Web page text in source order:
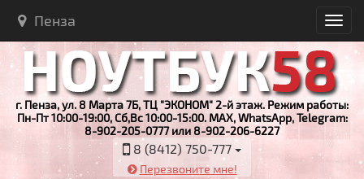
Пенза
г. Пенза, ул. 8 Марта 7Б, ТЦ "ЭКОНОМ" 2-й этаж. Режим работы:
Пн-Пт 10:00-19:00, Сб,Вс 10:00-15:00. MAX, WhatsApp, Telegram:
8-902-205-0777 или 8-902-206-6227
8 (8412) 750-777
Перезвоните мне!